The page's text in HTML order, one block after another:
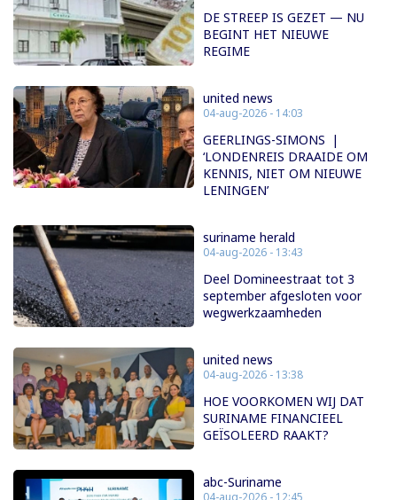
DE STREEP IS GEZET — NU
BEGINT HET NIEUWE
REGIME
united news
04-aug-2026 - 14:03
GEERLINGS-SIMONS |
‘LONDENREIS DRAAIDE OM
KENNIS, NIET OM NIEUWE
LENINGEN’
suriname herald
04-aug-2026 - 13:43
Deel Domineestraat tot 3
september afgesloten voor
wegwerkzaamheden
united news
04-aug-2026 - 13:38
HOE VOORKOMEN WIJ DAT
SURINAME FINANCIEEL
GEÏSOLEERD RAAKT?
abc-Suriname